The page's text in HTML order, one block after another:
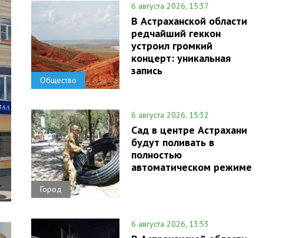
Общество
6 августа 2026, 15:37
В Астраханской области
редчайший геккон
устроил громкий
концерт: уникальная
запись
Город
6 августа 2026, 15:32
Сад в центре Астрахани
будут поливать в
полностью
автоматическом режиме
6 августа 2026, 13:53